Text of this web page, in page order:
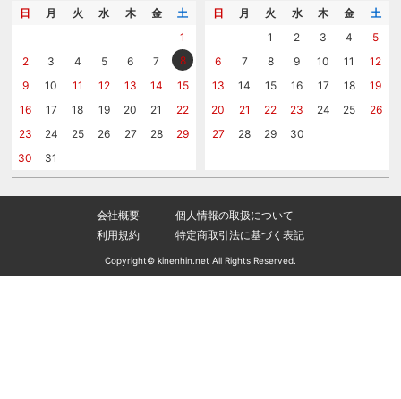
メッセージカード
カタログを請求する
日 月 火 水 木 金
土
1
2
3 4 5 6 7
8
9
10 11 12 13 14
15
16
17 18 19 20 21
22
23
24 25 26 27 28
29
30
31
日 月 火 水 木 金
土
1
2 3 4
5
6
7 8 9 10 11
12
13
14 15 16 17 18
19
20
21 22 23 24 25
26
27
28 29 30
会社概要
個人情報の取扱について
利用規約
特定商取引法に基づく表記
Copyright© kinenhin.net All Rights Reserved.